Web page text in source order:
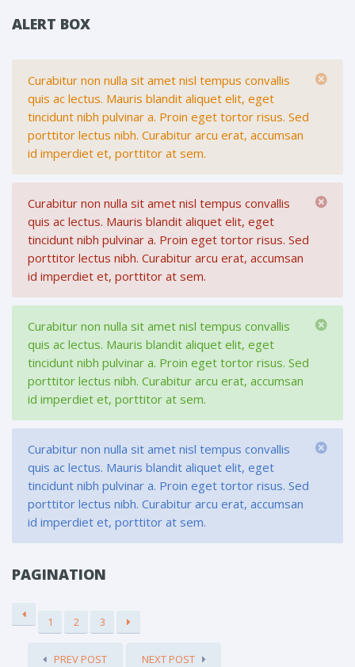
ALERT BOX
Curabitur non nulla sit amet nisl tempus convallis
quis ac lectus. Mauris blandit aliquet elit, eget
tincidunt nibh pulvinar a. Proin eget tortor risus. Sed
porttitor lectus nibh. Curabitur arcu erat, accumsan
id imperdiet et, porttitor at sem.
Curabitur non nulla sit amet nisl tempus convallis
quis ac lectus. Mauris blandit aliquet elit, eget
tincidunt nibh pulvinar a. Proin eget tortor risus. Sed
porttitor lectus nibh. Curabitur arcu erat, accumsan
id imperdiet et, porttitor at sem.
Curabitur non nulla sit amet nisl tempus convallis
quis ac lectus. Mauris blandit aliquet elit, eget
tincidunt nibh pulvinar a. Proin eget tortor risus. Sed
porttitor lectus nibh. Curabitur arcu erat, accumsan
id imperdiet et, porttitor at sem.
Curabitur non nulla sit amet nisl tempus convallis
quis ac lectus. Mauris blandit aliquet elit, eget
tincidunt nibh pulvinar a. Proin eget tortor risus. Sed
porttitor lectus nibh. Curabitur arcu erat, accumsan
id imperdiet et, porttitor at sem.
PAGINATION
1 2 3
PREV POST NEXT POST